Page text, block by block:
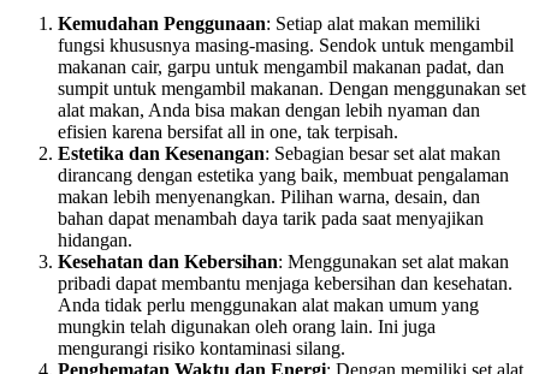
Kemudahan Penggunaan: Setiap alat makan memiliki
fungsi khususnya masing-masing. Sendok untuk mengambil
makanan cair, garpu untuk mengambil makanan padat, dan
sumpit untuk mengambil makanan. Dengan menggunakan set
alat makan, Anda bisa makan dengan lebih nyaman dan
efisien karena bersifat all in one, tak terpisah.
Estetika dan Kesenangan: Sebagian besar set alat makan
dirancang dengan estetika yang baik, membuat pengalaman
makan lebih menyenangkan. Pilihan warna, desain, dan
bahan dapat menambah daya tarik pada saat menyajikan
hidangan.
Kesehatan dan Kebersihan: Menggunakan set alat makan
pribadi dapat membantu menjaga kebersihan dan kesehatan.
Anda tidak perlu menggunakan alat makan umum yang
mungkin telah digunakan oleh orang lain. Ini juga
mengurangi risiko kontaminasi silang.
Penghematan Waktu dan Energi: Dengan memiliki set alat